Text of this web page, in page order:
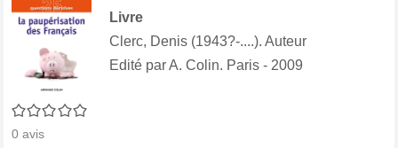
0/5
0 avis
Livre
Clerc, Denis (1943?-....). Auteur
Edité parA. Colin. Paris - 2009